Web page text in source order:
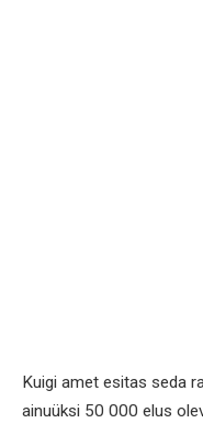
Kuigi amet esitas seda
ainuüksi 50 000 elus